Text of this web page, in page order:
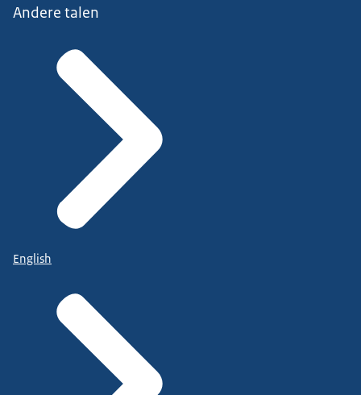
Andere talen
English